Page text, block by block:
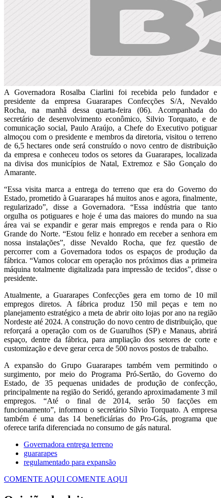
A Governadora Rosalba Ciarlini foi recebida pelo fundador e
presidente da empresa Guararapes Confecções S/A, Nevaldo
Rocha, na manhã dessa quarta-feira (06). Acompanhada do
secretário de desenvolvimento econômico, Silvio Torquato, e de
comunicação social, Paulo Araújo, a Chefe do Executivo potiguar
almoçou com o presidente e membros da diretoria, visitou o terreno
de 6,5 hectares onde será construído o novo centro de distribuição
da empresa e conheceu todos os setores da Guararapes, localizada
na divisa dos municípios de Natal, Extremoz e São Gonçalo do
Amarante.
“Essa visita marca a entrega do terreno que era do Governo do
Estado, prometido à Guararapes há muitos anos e agora, finalmente,
regularizado”, disse a Governadora. “Essa indústria que tanto
orgulha os potiguares e hoje é uma das maiores do mundo na sua
área vai se expandir e gerar mais empregos e renda para o Rio
Grande do Norte. “Estou feliz e honrado em receber a senhora em
nossa instalações”, disse Nevaldo Rocha, que fez questão de
percorrer com a Governadora todos os espaços de produção da
fábrica. “Vamos colocar em operação nos próximos dias a primeira
máquina totalmente digitalizada para impressão de tecidos”, disse o
presidente.
Atualmente, a Guararapes Confecções gera em torno de 10 mil
empregos diretos. A fábrica produz 150 mil peças e tem no
planejamento estratégico a meta de abrir oito lojas por ano na região
Nordeste até 2024. A construção do novo centro de distribuição, que
reforçará a operação com os de Guarulhos (SP) e Manaus, abrirá
espaço, dentre da fábrica, para ampliação dos setores de corte e
customização e deve gerar cerca de 500 novos postos de trabalho.
A expansão do Grupo Guararapes também vem permitindo o
surgimento, por meio do Programa Pró-Sertão, do Governo do
Estado, de 35 pequenas unidades de produção de confecção,
principalmente na região do Seridó, gerando aproximadamente 3 mil
empregos. “Até o final de 2014, serão 50 facções em
funcionamento”, informou o secretário Sílvio Torquato. A empresa
também é uma das 14 beneficiárias do Pro-Gás, programa que
oferece tarifa diferenciada no consumo de gás natural.
Governadora entrega terreno
guararapes
regulamentado para expansão
COMENTE AQUI COMENTE AQUI